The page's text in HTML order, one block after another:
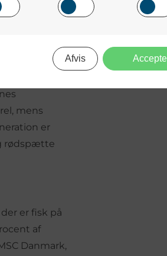
foretrukne
er
mens
er
rødspætte
er fisk på
af
Danmark,